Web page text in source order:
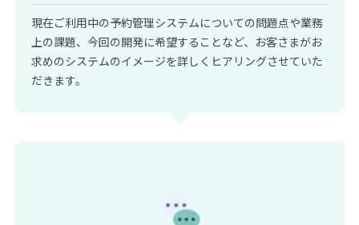
現在ご利用中の予約管理システムについての問題点や業務
上の課題、今回の開発に希望することなど、お客さまがお
求めのシステムのイメージを詳しくヒアリングさせていた
だきます。